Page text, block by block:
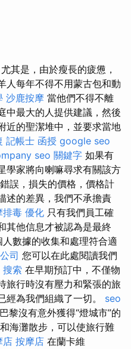
尤其是，由於瘦長的疲憊，
人每年不得不用蒙古包和動
沙鹿按摩 當他們不得不離
中最大的人提供建議，然後
近的聖潔堆中，並要求當地
記帳士 函授 google seo
seo 關鍵字 如果有
學家將向喇嘛尋求有關該方
誤，損失的價格，價格計
述的差異，我們不承擔責
排毒 優化 只有我們員工確
其他信息才被認為是最終
數據的收集和處理符合適
司 您可以在此處閱讀我們
搜索 在早期預訂中，不僅物
旅行時沒有壓力和緊張的旅
經為我們組織了一切。 seo
巴黎沒有意外獲得“燈城市”的
海灘散步，可以使旅行難
店 按摩店 在蘭卡維